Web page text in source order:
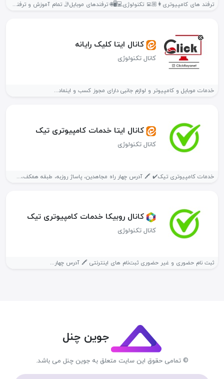
ترفند های کامپیوتری👩🏼‍💻 تکنولوژی💻🖥️🌐 ترفندهای موبایل🤳 تمام آموزش و ترفند های کامپیوتر...
کانال ایتا کلیک رایانه
کانال تکنولوژی
خدمات موبایل و کامپیوتر و لوازم جانبی دارای مجوز کسب و اینماد...
کانال ایتا خدمات کامپیوتری تیک️
کانال تکنولوژی
خدمات کامپیوتری تیک✔️ 🖍 آدرس چهار راه مجاهدین، پاساژ روزبه، طبقه همکف،...
کانال روبیکا خدمات کامپیوتری تیک️
کانال تکنولوژی
ثبت نام حضوری و غیر حضوری ثبت‌نام های اینترنتی 🖍 آدرس چهار...
جوین چنل
© تمامی حقوق این سایت متعلق به جوین چنل می باشد.